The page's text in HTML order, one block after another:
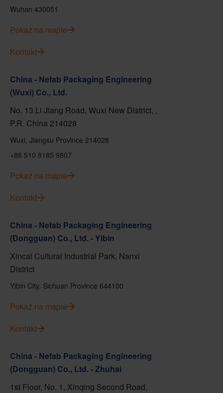
Wuhan 430051
Pokaż na mapie
Kontakt
China - Nefab Packaging Engineering
(Wuxi) Co., Ltd.
No. 13 Li Jiang Road, Wuxi New District, ,
P.R. China 214028
Wuxi, Jiangsu Province 214028
+86 510 8185 9807
Pokaż na mapie
Kontakt
China - Nefab Packaging Engineering
(Dongguan) Co., Ltd. - Yibin
Xincai Cultural Industrial Park, Nanxi
District
Yibin City, Sichuan Province 644100
Pokaż na mapie
Kontakt
China - Nefab Packaging Engineering
(Dongguan) Co., Ltd. - Zhuhai
1st Floor, No. 1, Xinqing Second Road,